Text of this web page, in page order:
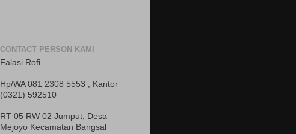
CONTACT PERSON KAMI
Falasi Rofi
Hp/WA 081 2308 5553 , Kantor
(0321) 592510
RT 05 RW 02 Jumput, Desa
Mejoyo Kecamatan Bangsal